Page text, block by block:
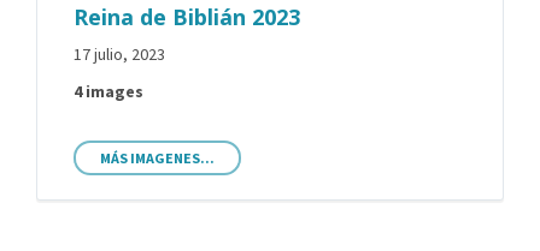
Reina de Biblián 2023
17 julio, 2023
4 images
MÁS IMAGENES...